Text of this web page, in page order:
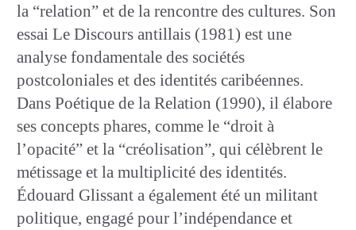
la “relation” et de la rencontre des cultures. Son
essai Le Discours antillais (1981) est une
analyse fondamentale des sociétés
postcoloniales et des identités caribéennes.
Dans Poétique de la Relation (1990), il élabore
ses concepts phares, comme le “droit à
l’opacité” et la “créolisation”, qui célèbrent le
métissage et la multiplicité des identités.
Édouard Glissant a également été un militant
politique, engagé pour l’indépendance et